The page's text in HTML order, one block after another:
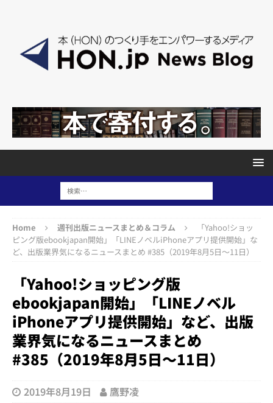
Home 週刊出版ニュースまとめ＆コラム
「Yahoo!ショッ
ピング版ebookjapan開始」「LINEノベルiPhoneアプリ提供開始」な
ど、出版業界気になるニュースまとめ #385（2019年8月5日～11日）
「Yahoo!ショッピング版
ebookjapan開始」「LINEノベル
iPhoneアプリ提供開始」など、出版
業界気になるニュースまとめ
#385（2019年8月5日～11日）
2019年8月19日 鷹野凌